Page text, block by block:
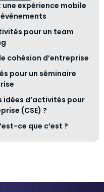
expérience mobile
pour un team
cohésion d’entreprise
pour un séminaire
idées d’activités pour
(CSE) ?
ce que c’est ?